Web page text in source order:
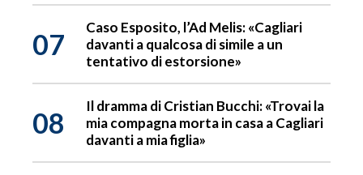
07
Caso Esposito, l’Ad Melis: «Cagliari
davanti a qualcosa di simile a un
tentativo di estorsione»
08
Il dramma di Cristian Bucchi: «Trovai la
mia compagna morta in casa a Cagliari
davanti a mia figlia»